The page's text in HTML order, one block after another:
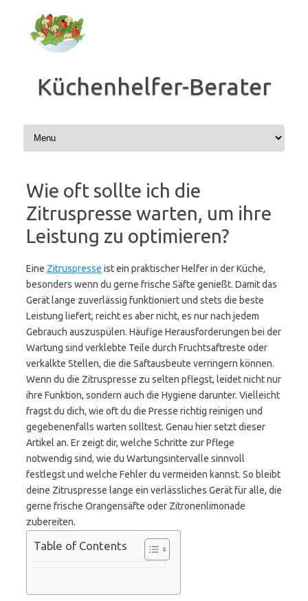
springen
Küchenhelfer-Berater
Wie oft sollte ich die
Zitruspresse warten, um ihre
Leistung zu optimieren?
Eine Zitruspresse ist ein praktischer Helfer in der Küche,
besonders wenn du gerne frische Säfte genießt. Damit das
Gerät lange zuverlässig funktioniert und stets die beste
Leistung liefert, reicht es aber nicht, es nur nach jedem
Gebrauch auszuspülen. Häufige Herausforderungen bei der
Wartung sind verklebte Teile durch Fruchtsaftreste oder
verkalkte Stellen, die die Saftausbeute verringern können.
Wenn du die Zitruspresse zu selten pflegst, leidet nicht nur
ihre Funktion, sondern auch die Hygiene darunter. Vielleicht
fragst du dich, wie oft du die Presse richtig reinigen und
gegebenenfalls warten solltest. Genau hier setzt dieser
Artikel an. Er zeigt dir, welche Schritte zur Pflege
notwendig sind, wie du Wartungsintervalle sinnvoll
festlegst und welche Fehler du vermeiden kannst. So bleibt
deine Zitruspresse lange ein verlässliches Gerät für alle, die
gerne frische Orangensäfte oder Zitronenlimonade
zubereiten.
Table of Contents